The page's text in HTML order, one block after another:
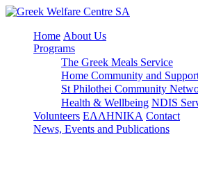
Home About Us
Programs
The Greek Meals Service
Home Community and
St Philothei Community
Health & Wellbeing NDIS
Volunteers ΕΛΛΗΝΙΚΑ Contact
News, Events and Publications